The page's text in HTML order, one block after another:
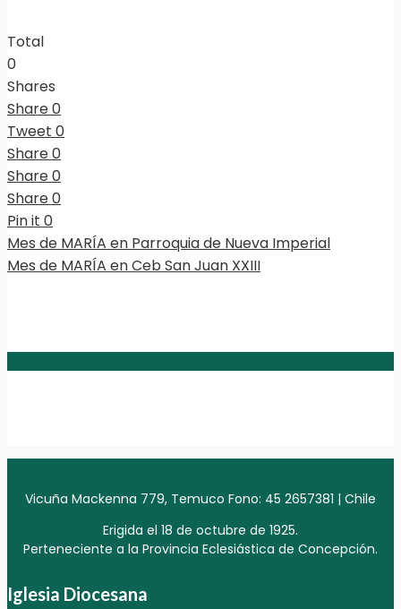
Total
0
Shares
Share0
Tweet 0
Share0
Share0
Share0
Pin it 0
Mes de MARÍA en Parroquia de Nueva Imperial
Mes de MARÍA en Ceb San Juan XXIII
Vicuña Mackenna 779, Temuco Fono: 45 2657381 | Chile
Erigida el 18 de octubre de 1925.
Perteneciente a la Provincia Eclesiástica de Concepción.
Iglesia Diocesana